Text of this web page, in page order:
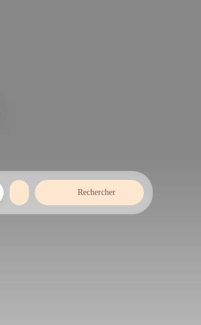
Rechercher